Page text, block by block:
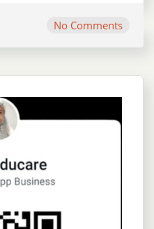
No Comments